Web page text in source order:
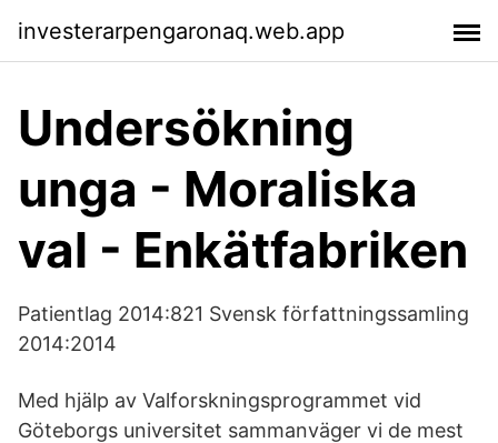
investerarpengaronaq.web.app
Undersökning
unga - Moraliska
val - Enkätfabriken
Patientlag 2014:821 Svensk författningssamling
2014:2014
Med hjälp av Valforskningsprogrammet vid
Göteborgs universitet sammanväger vi de mest